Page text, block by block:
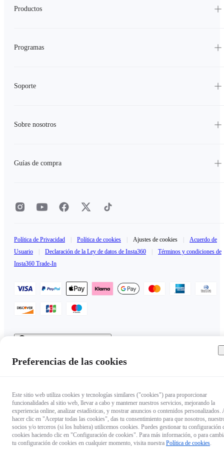
Productos
Programas
Soporte
Sobre nosotros
Guías de compra
Política de Privacidad Política de cookies Ajustes de cookies
Acuerdo de
Usuario
Declaración de la Ley de datos de Insta360
Términos y condiciones de
Insta360 Trade-In
Preferencias de las cookies
Este sitio web utiliza cookies y tecnologías similares ("cookies") para proporcionar
funcionalidades al sitio web, llevar a cabo y mantener nuestros servicios, mejorando la
experiencia online, analizar estadísticas, y mostrar anuncios o contenidos personalizados.
hacer clic en "Aceptar todas las cookies", das tu consentimiento para que nosotros,
socios y/o terceros (si los hubiera) utilicemos cookies. Puedes gestionar tu configuración
cookies haciendo clic en "Configuración de cookies". Para más información, o para
tu configuración de cookies en cualquier momento, visita nuestra Política de cookies.